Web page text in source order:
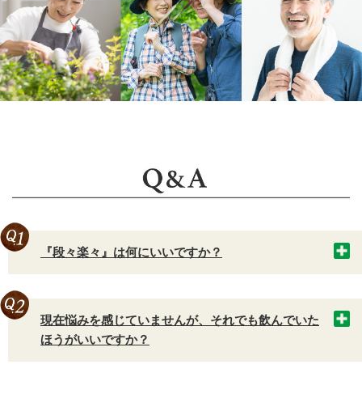
『段々楽々』は何にいいですか？
現在悩みを感じていませんが、それでも飲んでいた
ほうがいいですか？